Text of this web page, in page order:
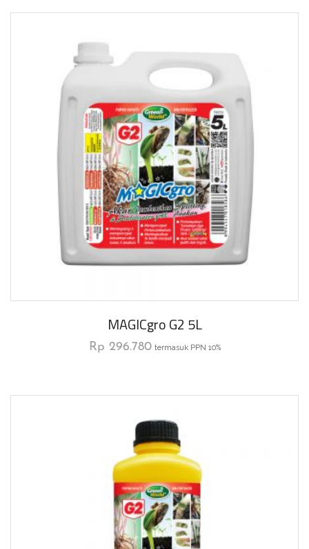
MAGICgro G2 5L
Rp 296.780 termasuk PPN 10%